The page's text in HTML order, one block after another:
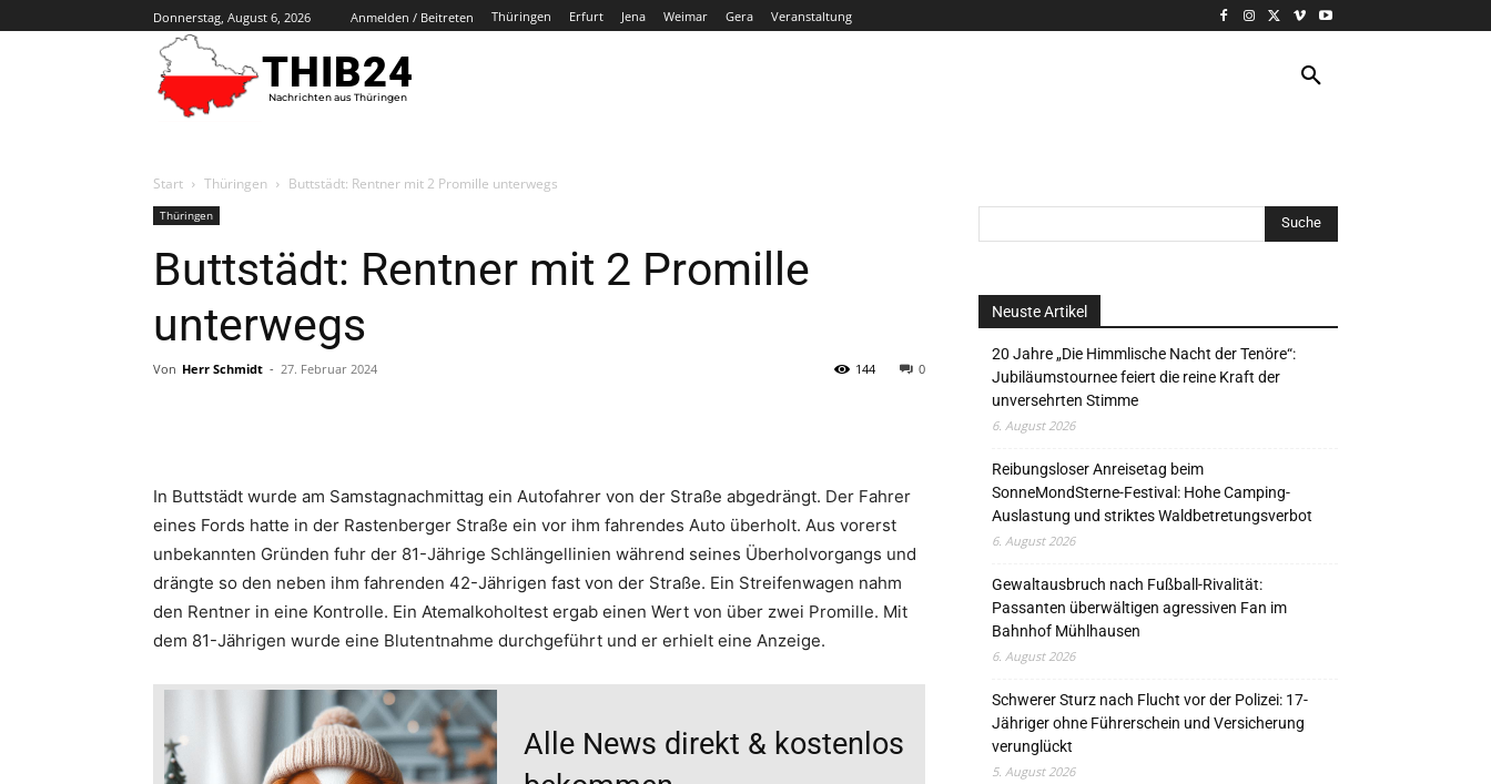
Donnerstag, August 6, 2026 Anmelden / Beitreten Thüringen Erfurt Jena Weimar Gera Veranstaltung
THIB24
Nachrichten aus Thüringen
Start Thüringen Buttstädt: Rentner mit 2 Promille unterwegs
Thüringen
Buttstädt: Rentner mit 2 Promille
unterwegs
Von Herr Schmidt - 27. Februar 2024 0
144
In Buttstädt wurde am Samstagnachmittag ein Autofahrer von der Straße abgedrängt. Der Fahrer
eines Fords hatte in der Rastenberger Straße ein vor ihm fahrendes Auto überholt. Aus vorerst
unbekannten Gründen fuhr der 81-Jährige Schlängellinien während seines Überholvorgangs und
drängte so den neben ihm fahrenden 42-Jährigen fast von der Straße. Ein Streifenwagen nahm
den Rentner in eine Kontrolle. Ein Atemalkoholtest ergab einen Wert von über zwei Promille. Mit
dem 81-Jährigen wurde eine Blutentnahme durchgeführt und er erhielt eine Anzeige.
Alle News direkt & kostenlos
Neuste Artikel
20 Jahre „Die Himmlische Nacht der Tenöre“:
Jubiläumstournee feiert die reine Kraft der
unversehrten Stimme
6. August 2026
Reibungsloser Anreisetag beim
SonneMondSterne-Festival: Hohe Camping-
Auslastung und striktes Waldbetretungsverbot
6. August 2026
Gewaltausbruch nach Fußball-Rivalität:
Passanten überwältigen agressiven Fan im
Bahnhof Mühlhausen
6. August 2026
Schwerer Sturz nach Flucht vor der Polizei: 17-
Jähriger ohne Führerschein und Versicherung
verunglückt
5. August 2026